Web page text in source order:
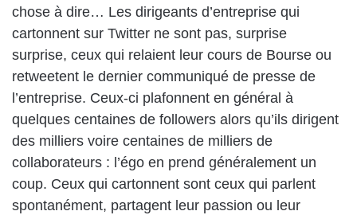
chose à dire… Les dirigeants d’entreprise qui
cartonnent sur Twitter ne sont pas, surprise
surprise, ceux qui relaient leur cours de Bourse ou
retweetent le dernier communiqué de presse de
l’entreprise. Ceux-ci plafonnent en général à
quelques centaines de followers alors qu’ils dirigent
des milliers voire centaines de milliers de
collaborateurs : l’égo en prend généralement un
coup. Ceux qui cartonnent sont ceux qui parlent
spontanément, partagent leur passion ou leur